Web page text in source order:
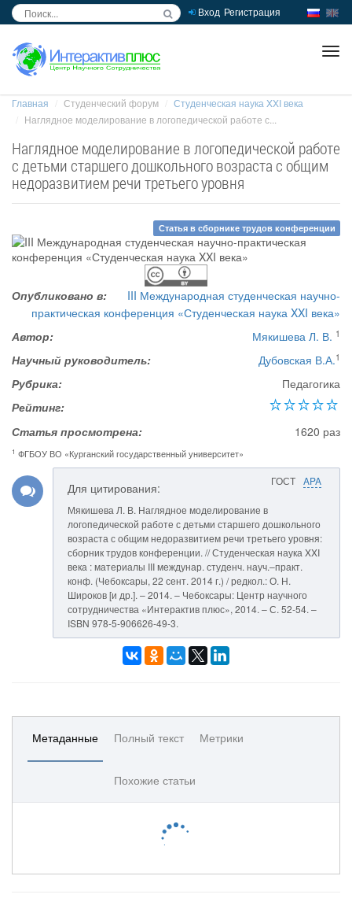
Вход Регистрация
Главная Студенческий форум
Студенческая наука XXI века
Наглядное моделирование в логопедической работе с...
Наглядное моделирование в логопедической работе
с детьми старшего дошкольного возраста с общим
недоразвитием речи третьего уровня
Статья в сборнике трудов конференции
Опубликовано в:
III Международная студенческая научно-
практическая конференция «Студенческая наука XXI века»
Автор:
Мякишева Л. В. 1
Научный руководитель: Дубовская В.А.1
Рубрика:
Педагогика
Рейтинг:
Статья просмотрена:
1620 раз
1 ФГБОУ ВО «Курганский государственный университет»
ГОСТ APA
Для цитирования:
Мякишева Л. В. Наглядное моделирование в
логопедической работе с детьми старшего дошкольного
возраста с общим недоразвитием речи третьего уровня:
сборник трудов конференции. // Студенческая наука XXI
века : материалы III междунар. студенч. науч.–практ.
конф. (Чебоксары, 22 сент. 2014 г.) / редкол.: О. Н.
Широков [и др.]. – 2014. – Чебоксары: Центр научного
сотрудничества «Интерактив плюс», 2014. – С. 52-54. –
ISBN 978-5-906626-49-3.
Метаданные Полный текст Метрики
Похожие статьи